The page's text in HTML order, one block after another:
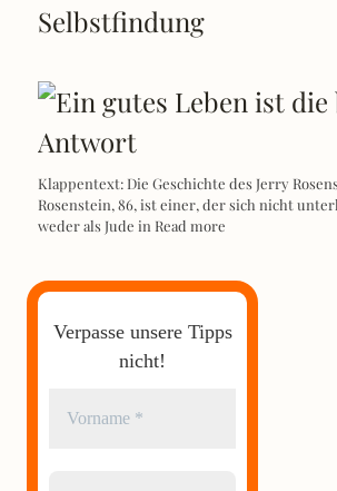
Selbstfindung
Klappentext: Die Geschichte des Jerry
Rosenstein, 86, ist einer, der sich nicht
weder als Jude in Read more
Verpasse unsere Tipps
nicht!